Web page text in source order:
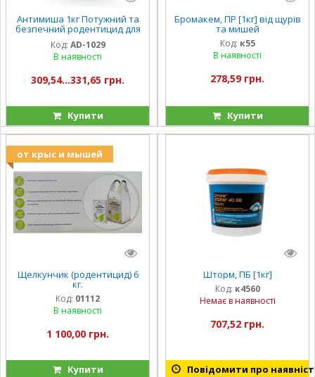
Антимиша 1кг Потужний та
безпечний родентицид для
контролю чисельності
мишоподібних гризунів.
Код: AD-1029
В наявності
309,54...331,65 грн.
Купити
Бромакем, ПР [1кг] від щурів
та мишей
Код: к55
В наявності
278,59 грн.
Купити
от крыс и мышей
Щелкунчик (родентицид) 6
кг.
Код: 01112
В наявності
1 100,00 грн.
Купити
Шторм, ПБ [1кг]
Код: к4560
Немає в наявності
707,52 грн.
Повідомити про